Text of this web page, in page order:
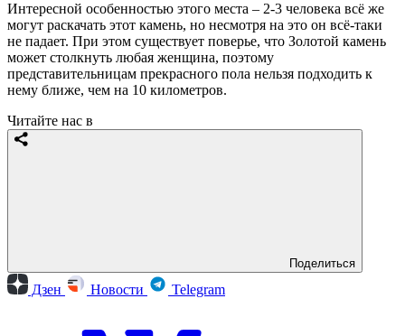
Интересной особенностью этого места – 2-3 человека всё же
могут раскачать этот камень, но несмотря на это он всё-таки
не падает. При этом существует поверье, что Золотой камень
может столкнуть любая женщина, поэтому
представительницам прекрасного пола нельзя подходить к
нему ближе, чем на 10 километров.
Читайте нас в
Поделиться
Дзен Новости Telegram